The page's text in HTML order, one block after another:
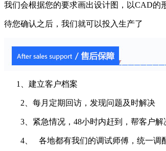
我们会根据您的要求画出设计图，以CAD的
待您确认之后，我们就可以投入生产了
1、建立客户档案
2、每月定期回访，发现问题及时解决
3、紧急情况，48小时内赶到，帮客户解
4、 各地都有我们的调试师傅，统一调